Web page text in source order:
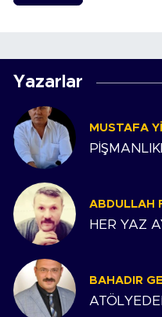
Yazarlar
MUSTAFA
ABDULLAH
HER YAZ
BAHADIR